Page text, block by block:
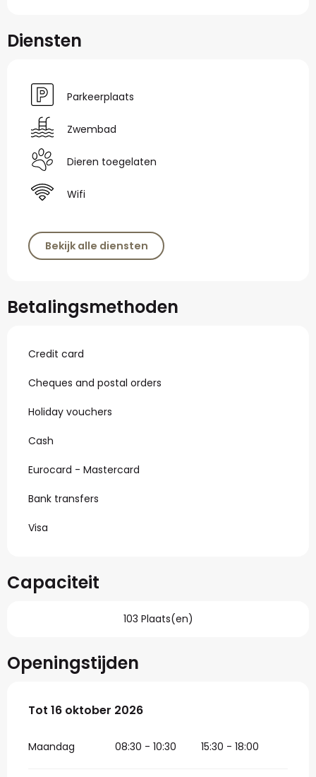
Diensten
Parkeerplaats
Zwembad
Dieren toegelaten
Wifi
Bekijk alle diensten
Betalingsmethoden
Credit card
Cheques and postal orders
Holiday vouchers
Cash
Eurocard - Mastercard
Bank transfers
Visa
Capaciteit
103 Plaats(en)
Openingstijden
Vanaf 3 april 2026tot
Tot 16 oktober 2026
Maandag 08:30 - 10:30 15:30 - 18:00